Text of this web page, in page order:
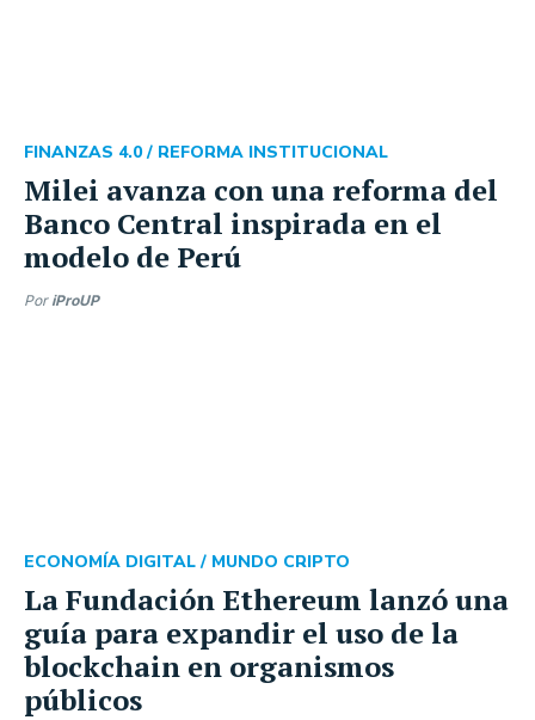
Milei avanza con una reforma del
Banco Central inspirada en el
modelo de Perú
FINANZAS 4.0 / REFORMA INSTITUCIONAL
Por iProUP
La Fundación Ethereum lanzó una
guía para expandir el uso de la
blockchain en organismos
públicos
ECONOMÍA DIGITAL / MUNDO CRIPTO